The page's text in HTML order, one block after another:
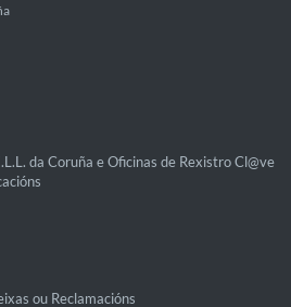
da Coruña e Oficinas de Rexistro Cl@ve
ou Reclamacións